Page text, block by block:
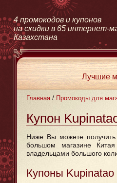
Главная / Промокоды для
Купон
Ниже Вы можете получить
большом магазине
владельцами большого
Купоны Kupinatao
4 промокодов и купонов
на скидки в 65 интернет-
Казахстана
Лучшие